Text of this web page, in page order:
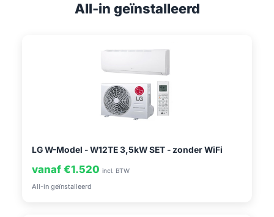
All-in geïnstalleerd
LG W-Model - W12TE 3,5kW SET - zonder WiFi
vanaf €1.520 incl. BTW
All-in geïnstalleerd